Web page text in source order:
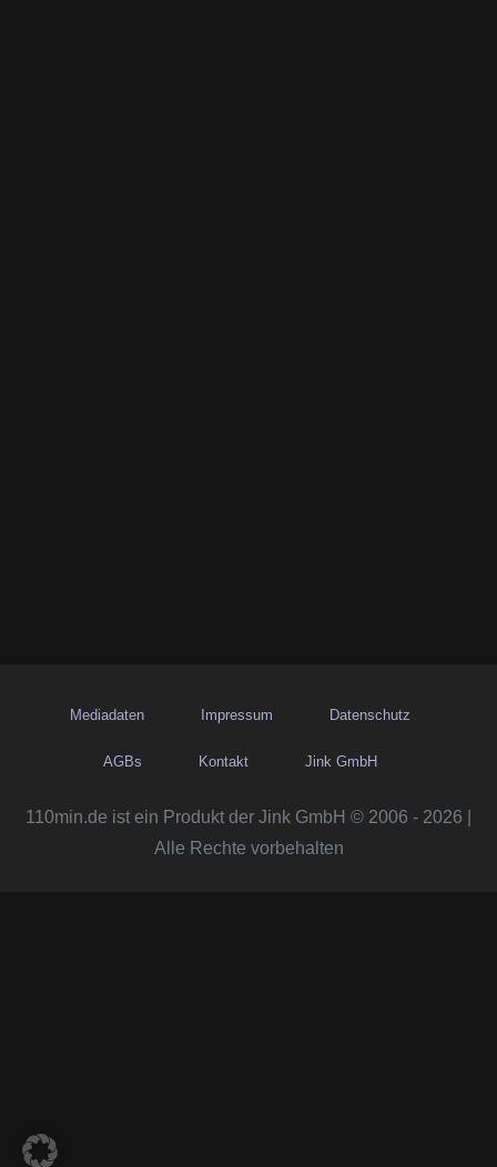
Mediadaten Impressum Datenschutz
AGBs Kontakt Jink GmbH
110min.de ist ein Produkt der Jink GmbH © 2006 - 2026 |
Alle Rechte vorbehalten